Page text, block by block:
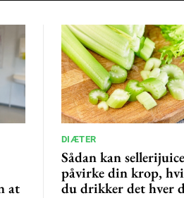
at
DIÆTER
Sådan kan sellerijuice
påvirke din krop,
du drikker det hver